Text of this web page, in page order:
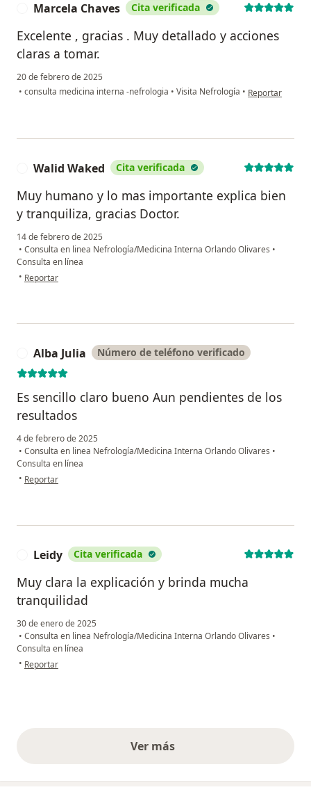
Marcela Chaves Cita verificada
Excelente , gracias . Muy detallado y acciones
claras a tomar.
20 de febrero de 2025
• consulta medicina interna -nefrologia • Visita Nefrología • en opinión del
Reportar
Walid Waked Cita verificada
Muy humano y lo mas importante explica bien
y tranquiliza, gracias Doctor.
14 de febrero de 2025
• Consulta en linea Nefrología/Medicina Interna Orlando Olivares •
Consulta en línea
• en opinión del usuario Walid Waked
Reportar
Alba Julia Número de teléfono verificado
Es sencillo claro bueno Aun pendientes de los
resultados
4 de febrero de 2025
• Consulta en linea Nefrología/Medicina Interna Orlando Olivares •
Consulta en línea
• en opinión del usuario Alba Julia
Reportar
Leidy Cita verificada
Muy clara la explicación y brinda mucha
tranquilidad
30 de enero de 2025
• Consulta en linea Nefrología/Medicina Interna Orlando Olivares •
Consulta en línea
• en opinión del usuario Leidy
Reportar
Ver másopiniones anteriores